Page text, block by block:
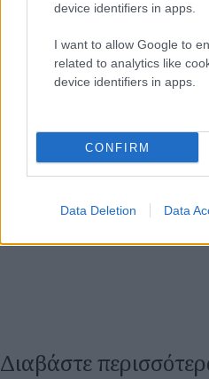
device identifiers in apps.
I want to allow Google to
related to analytics like
device identifiers in apps.
CONFIRM
Data Deletion Data
Διαβάστε